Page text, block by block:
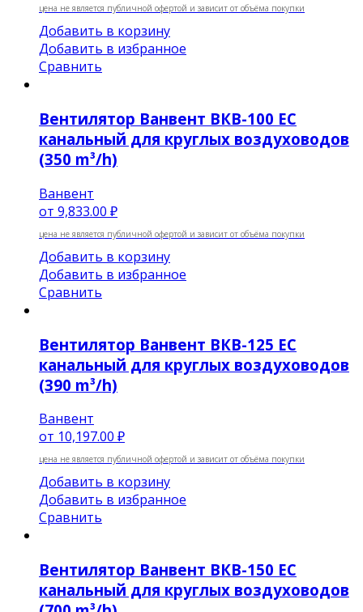
цена не является публичной офертой и зависит от объёма покупки
Добавить в корзину
Добавить в избранное
Сравнить
Вентилятор Ванвент ВКВ-100 EC
канальный для круглых воздуховодов
(350 m³/h)
Ванвент
от 9,833.00 ₽
цена не является публичной офертой и зависит от объёма покупки
Добавить в корзину
Добавить в избранное
Сравнить
Вентилятор Ванвент ВКВ-125 EC
канальный для круглых воздуховодов
(390 m³/h)
Ванвент
от 10,197.00 ₽
цена не является публичной офертой и зависит от объёма покупки
Добавить в корзину
Добавить в избранное
Сравнить
Вентилятор Ванвент ВКВ-150 EC
канальный для круглых воздуховодов